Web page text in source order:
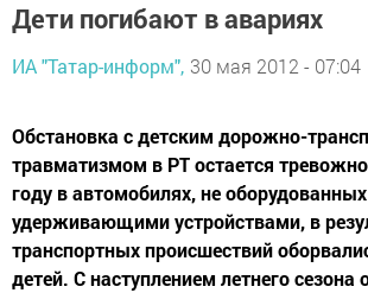
Дети погибают в авариях
ИА "Татар-информ", 30 мая 2012 - 07:04
Обстановка с детским дорожно-
травматизмом в РТ остается
году в автомобилях, не
удерживающими устройствами, в
транспортных происшествий
детей. С наступлением летнего сезона